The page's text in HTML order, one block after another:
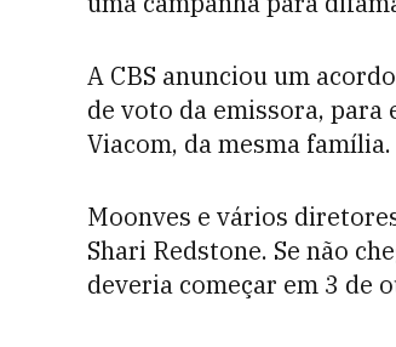
A CBS anunciou um
de voto da emissora, para
Viacom, da mesma família.
Moonves e vários
Shari Redstone. Se não
deveria começar em 3 de